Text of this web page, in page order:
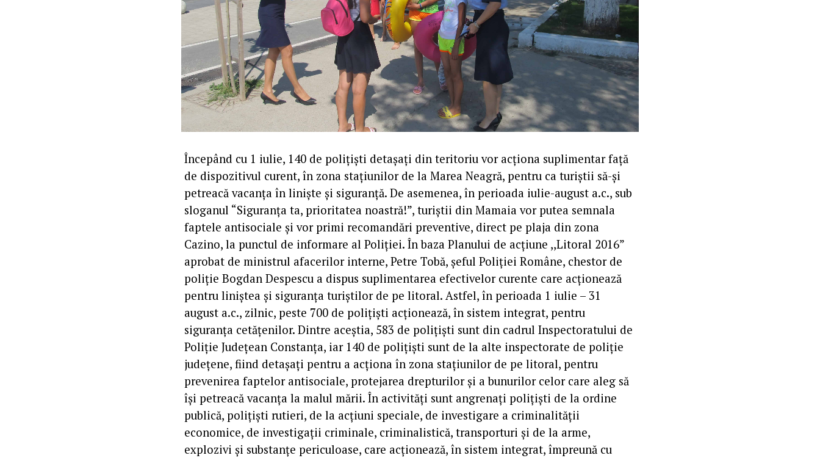
Începând cu 1 iulie, 140 de polițiști detașați din teritoriu vor acționa suplimentar față
de dispozitivul curent, în zona stațiunilor de la Marea Neagră, pentru ca turiștii să-și
petreacă vacanța în liniște și siguranță. De asemenea, în perioada iulie-august a.c., sub
sloganul “Siguranța ta, prioritatea noastră!”, turiștii din Mamaia vor putea semnala
faptele antisociale și vor primi recomandări preventive, direct pe plaja din zona
Cazino, la punctul de informare al Poliției. În baza Planului de acțiune ,,Litoral 2016”
aprobat de ministrul afacerilor interne, Petre Tobă, șeful Poliției Române, chestor de
poliție Bogdan Despescu a dispus suplimentarea efectivelor curente care acționează
pentru liniștea și siguranța turiștilor de pe litoral. Astfel, în perioada 1 iulie – 31
august a.c., zilnic, peste 700 de polițiști acționează, în sistem integrat, pentru
siguranța cetățenilor. Dintre aceștia, 583 de polițiști sunt din cadrul Inspectoratului de
Poliție Județean Constanța, iar 140 de polițiști sunt de la alte inspectorate de poliție
județene, fiind detașați pentru a acționa în zona stațiunilor de pe litoral, pentru
prevenirea faptelor antisociale, protejarea drepturilor și a bunurilor celor care aleg să
își petreacă vacanța la malul mării. În activități sunt angrenați polițiști de la ordine
publică, polițiști rutieri, de la acțiuni speciale, de investigare a criminalității
economice, de investigații criminale, criminalistică, transporturi și de la arme,
explozivi și substanțe periculoase, care acționează, în sistem integrat, împreună cu